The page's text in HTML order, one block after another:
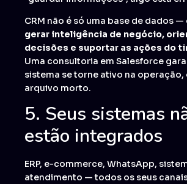
CRM não é só uma base de dados —
gerar inteligência de negócio,
decisões e suportar as ações do
Uma consultoria em Salesforce
sistema se torne ativo na operação,
arquivo morto.
5. Seus sistemas
estão integrados
ERP, e-commerce, WhatsApp,
atendimento — todos os seus